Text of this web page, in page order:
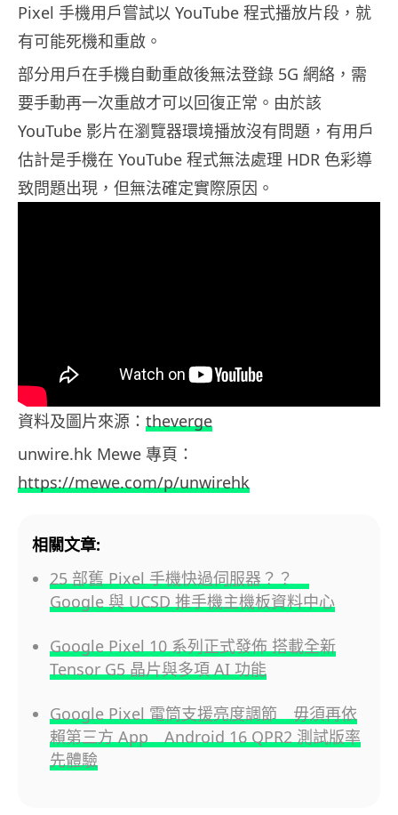
Pixel 手機用戶嘗試以 YouTube 程式播放片段，就
有可能死機和重啟。
部分用戶在手機自動重啟後無法登錄 5G 網絡，需
要手動再一次重啟才可以回復正常。由於該
YouTube 影片在瀏覽器環境播放沒有問題，有用戶
估計是手機在 YouTube 程式無法處理 HDR 色彩導
致問題出現，但無法確定實際原因。
資料及圖片來源： theverge
unwire.hk Mewe 專頁：
https://mewe.com/p/unwirehk
相關文章:
25 部舊 Pixel 手機快過伺服器？？
Google 與 UCSD 推手機主機板資料中心
Google Pixel 10 系列正式發佈 搭載全新
Tensor G5 晶片與多項 AI 功能
Google Pixel 電筒支援亮度調節 毋須再依
賴第三方 App Android 16 QPR2 測試版率
先體驗